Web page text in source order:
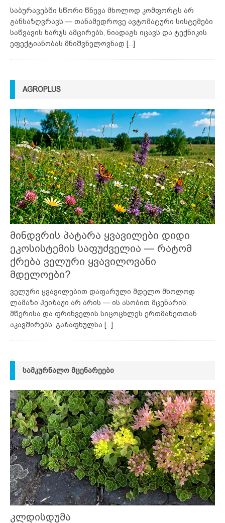
საბურავებში სწორი წნევა მხოლოდ კომფორტს არ
განსაზღვრავს — თანამედროვე ავტომატური სისტემები
საწვავის ხარჯს ამცირებს, ნიადაგს იცავს და ტექნიკის
ეფექტიანობას მნიშვნელოვნად [...]
AGROPLUS
მინდვრის პატარა ყვავილები დიდი
ეკოსისტემის საფუძველია — რატომ
ქრება ველური ყვავილოვანი
მდელოები?
ველური ყვავილებით დაფარული მდელო მხოლოდ
ლამაზი პეიზაჟი არ არის — ის ასობით მცენარის,
მწერისა და ფრინველის სიცოცხლეს ერთმანეთთან
აკავშირებს. გაზაფხულსა [...]
ᲡᲐᲛᲙᲣᲠᲜᲐᲚᲝ ᲛᲪᲔᲜᲐᲠᲔᲔᲑᲘ
კლდისდუმა